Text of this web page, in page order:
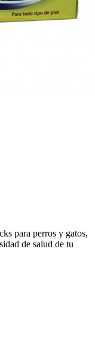
para perros y gatos,
de salud de tu